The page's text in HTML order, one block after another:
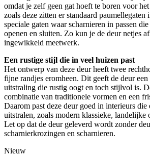
omdat je zelf geen gat hoeft te boren voor
zoals deze zitten er standaard paumellegaten
speciale gaten waar scharnieren in passen
openen en sluiten. Zo kun je de deur netjes
ingewikkeld meetwerk.
Een rustige stijl die in veel huizen past
Het ontwerp van deze deur heeft twee
fijne randjes eromheen. Dit geeft de deur een
uitstraling die rustig oogt en toch stijlvol is.
combinatie van traditionele vormen en een
Daarom past deze deur goed in interieurs die
uitstralen, zoals modern klassieke,
Let op dat de deur geleverd wordt zonder
scharnierkrozingen en scharnieren.
Nieuw